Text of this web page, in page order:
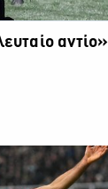
αντίο»
ΠΟΔΟΣΦΑΙΡΟ